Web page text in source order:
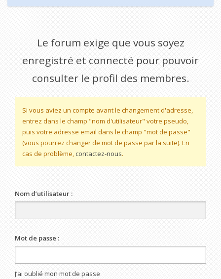
Le forum exige que vous soyez
enregistré et connecté pour pouvoir
consulter le profil des membres.
Si vous aviez un compte avant le changement d'adresse,
entrez dans le champ "nom d'utilisateur" votre pseudo,
puis votre adresse email dans le champ "mot de passe"
(vous pourrez changer de mot de passe par la suite). En
cas de problème, contactez-nous.
Nom d’utilisateur :
Mot de passe :
J’ai oublié mon mot de passe